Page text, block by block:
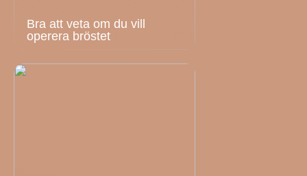
Bra att veta om du vill
operera bröstet